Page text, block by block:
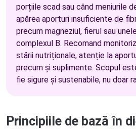
porțiile scad sau când meniurile
apărea aporturi insuficiente de
precum magneziul, fierul sau
complexul B. Recomand
stării nutriționale, atenție la
precum și suplimente. Scopul
fie sigure și sustenabile, nu doar
Principiile de bază în